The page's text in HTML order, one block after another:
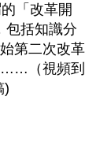
「改革開
包括知識分
第二次改革
……（視頻到